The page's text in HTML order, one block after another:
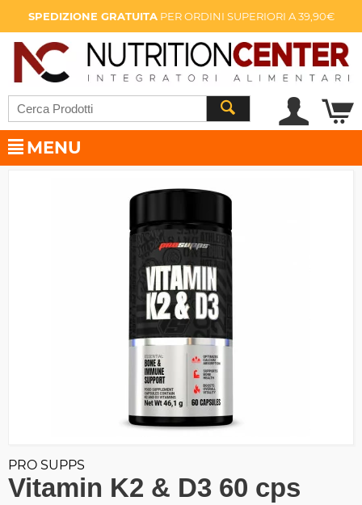
SPEDIZIONE GRATUITAPER ORDINI SUPERIORI A 39,90€
MENU
PRO SUPPS
Vitamin K2 & D3 60 cps